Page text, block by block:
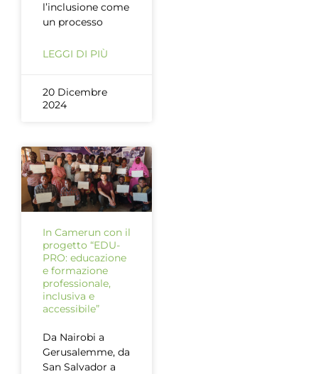
l’inclusione come
un processo
LEGGI DI PIÙ
20 Dicembre
2024
In Camerun con il
progetto “EDU-
PRO: educazione
e formazione
professionale,
inclusiva e
accessibile”
Da Nairobi a
Gerusalemme, da
San Salvador a